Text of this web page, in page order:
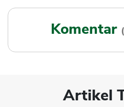
Komentar
Artikel